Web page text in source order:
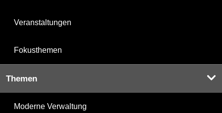
Veranstaltungen
Fokusthemen
Themen
Moderne Verwaltung